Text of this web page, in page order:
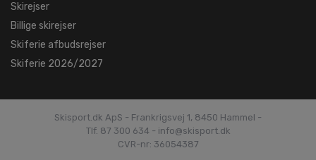
Skirejser
Billige skirejser
Skiferie afbudsrejser
Skiferie 2026/2027
Skisport.dk ApS - Frankrigsvej 1, 8450 Hammel -
Tlf. 87 300 634 - info@skisport.dk
CVR-nr: 36054387